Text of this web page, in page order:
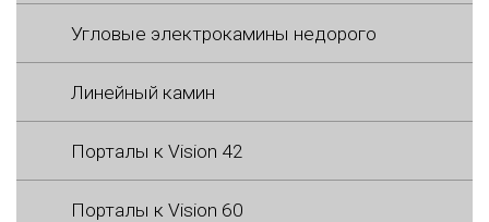
Угловые электрокамины недорого
Линейный камин
Порталы к Vision 42
Порталы к Vision 60